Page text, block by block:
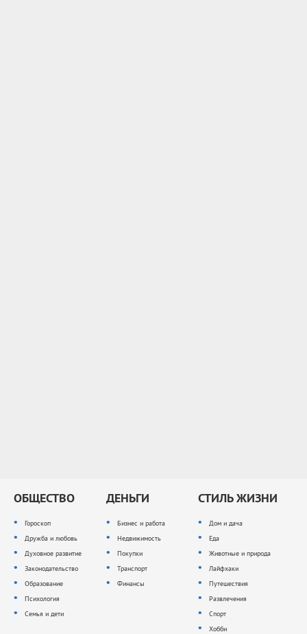
ОБЩЕСТВО
Гороскоп
Дружба и любовь
Духовное развитие
Законодательство
Образование
Психология
Семья и дети
ДЕНЬГИ
Бизнес и работа
Недвижимость
Покупки
Транспорт
Финансы
СТИЛЬ ЖИЗНИ
Дом и дача
Еда
Животные и природа
Лайфхаки
Путешествия
Развлечения
Спорт
Хобби